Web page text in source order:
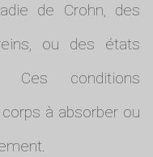
de Crohn, des
ou des états
Ces conditions
à absorber ou